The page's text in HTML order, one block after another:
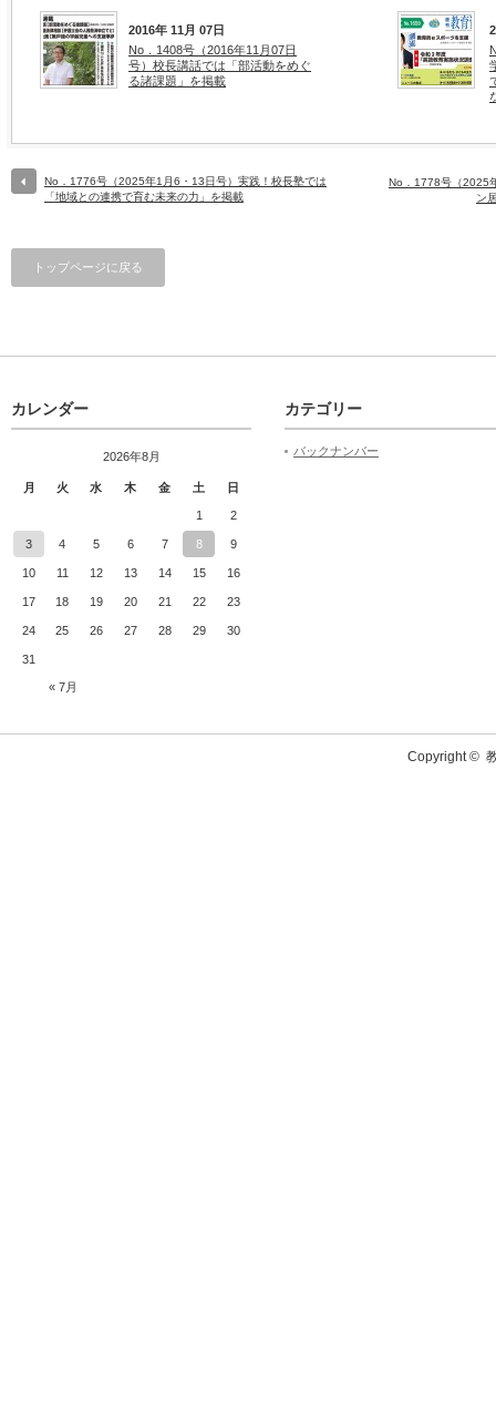
2016年 11月 07日
No．1408号（2016年11月07日
号）校長講話では「部活動をめぐ
る諸課題」を掲載
No．1776号（2025年1月6・13日号）実践！校長塾では
「地域との連携で育む未来の力」を掲載
No．1778号（2025
ン
トップページに戻る
カレンダー
2026年8月
月 火 水 木 金 土 日
« 7月
1 2
3 4 5 6 7 8 9
10 11 12 13 14 15 16
17 18 19 20 21 22 23
24 25 26 27 28 29 30
31
カテゴリー
バックナンバー
Copyright ©